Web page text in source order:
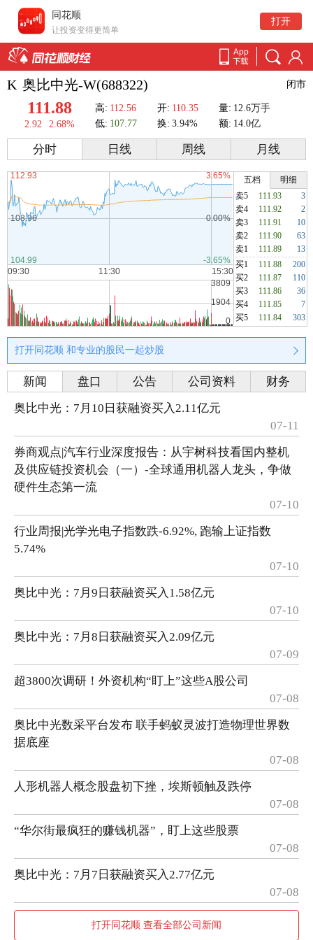
同花顺
让投资变得更简单
打开
K 奥比中光-W(688322) 闭市
111.88
2.92 2.68%
高: 112.56 开: 110.35 量: 12.6万手
低: 107.77 换: 3.94% 额: 14.0亿
分时 日线 周线 月线
五档
明细
卖5
111.93
3
卖4
111.92
2
卖3
111.91
10
卖2
111.90
63
卖1
111.89
13
买1
111.88
200
买2
111.87
110
买3
111.86
36
买4
111.85
7
买5
111.84 303
打开同花顺 和专业的股民一起炒股
新闻 盘口 公告 公司资料
财务
奥比中光：7月10日获融资买入2.11亿元
07-11
券商观点|汽车行业深度报告：从宇树科技看国内整机
及供应链投资机会（一）-全球通用机器人龙头，争做
硬件生态第一流
07-10
行业周报|光学光电子指数跌-6.92%, 跑输上证指数
5.74%
07-10
奥比中光：7月9日获融资买入1.58亿元
07-10
奥比中光：7月8日获融资买入2.09亿元
07-09
超3800次调研！外资机构“盯上”这些A股公司
07-08
奥比中光数采平台发布 联手蚂蚁灵波打造物理世界数
据底座
07-08
人形机器人概念股盘初下挫，埃斯顿触及跌停
07-08
“华尔街最疯狂的赚钱机器”，盯上这些股票
07-08
奥比中光：7月7日获融资买入2.77亿元
07-08
打开同花顺 查看全部公司新闻